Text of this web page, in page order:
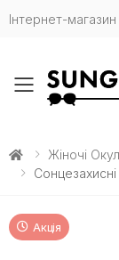
Інтернет-
Toggle
Жіночі
Акція